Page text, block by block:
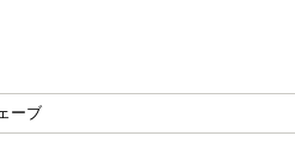
ーブ